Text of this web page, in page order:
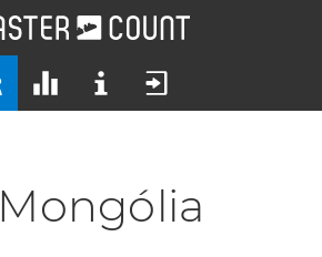
Mongólia